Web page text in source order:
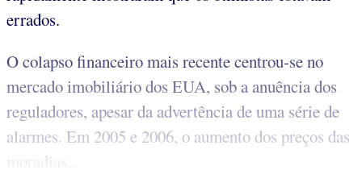
errados.
O colapso financeiro mais recente centrou-se no
mercado imobiliário dos EUA, sob a anuência dos
reguladores, apesar da advertência de uma série de
alarmes. Em 2005 e 2006, o aumento dos preços das
moradias...